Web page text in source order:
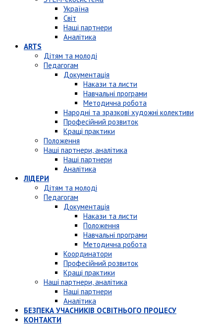
Україна
Світ
Наші партнери
Аналітика
ARTS
Дітям та молоді
Педагогам
Документація
Накази та листи
Навчальні програми
Методична робота
Народні та зразкові художні колективи
Професійний розвиток
Кращі практики
Положення
Наші партнери, аналітика
Наші партнери
Аналітика
ЛІДЕРИ
Дітям та молоді
Педагогам
Документація
Накази та листи
Положення
Навчальні програми
Методична робота
Координатори
Професійний розвиток
Кращі практики
Наші партнери, аналітика
Наші партнери
Аналітика
БЕЗПЕКА УЧАСНИКІВ ОСВІТНЬОГО ПРОЦЕСУ
КОНТАКТИ